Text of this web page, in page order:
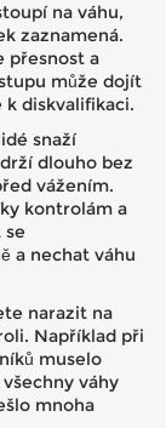
na váhu,
zaznamená.
přesnost a
může dojít
diskvalifikaci.
snaží
dlouho bez
vážením.
kontrolám a
se
a nechat váhu
narazit na
Například při
muselo
váhy
mnoha